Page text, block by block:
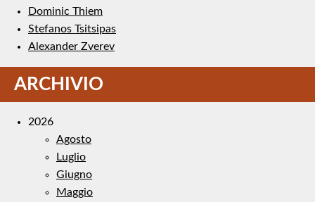
Dominic Thiem
Stefanos Tsitsipas
Alexander Zverev
ARCHIVIO
2026
Agosto
Luglio
Giugno
Maggio